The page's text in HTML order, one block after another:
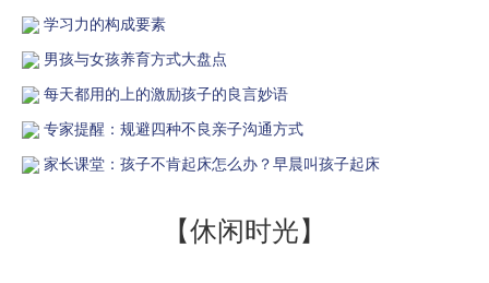
学习力的构成要素
男孩与女孩养育方式大盘点
每天都用的上的激励孩子的良言妙语
专家提醒：规避四种不良亲子沟通方式
家长课堂：孩子不肯起床怎么办？早晨叫孩子起床
【休闲时光】